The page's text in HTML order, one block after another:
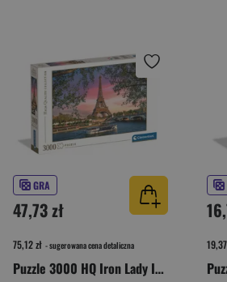
GRA
47,73 zł
75,12 zł - sugerowana cena detaliczna
Puzzle 3000 HQ Iron Lady In Pink 33039